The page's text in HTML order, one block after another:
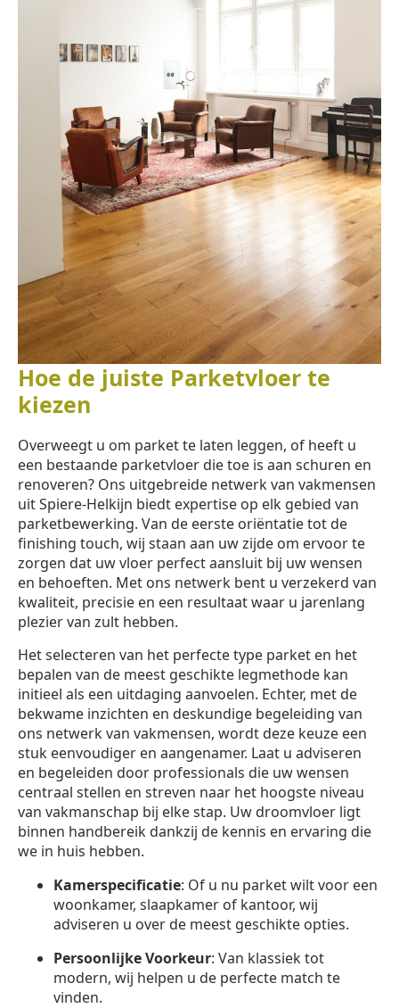
Hoe de juiste Parketvloer te
kiezen
Overweegt u om parket te laten leggen, of heeft u
een bestaande parketvloer die toe is aan schuren en
renoveren? Ons uitgebreide netwerk van vakmensen
uit Spiere-Helkijn biedt expertise op elk gebied van
parketbewerking. Van de eerste oriëntatie tot de
finishing touch, wij staan aan uw zijde om ervoor te
zorgen dat uw vloer perfect aansluit bij uw wensen
en behoeften. Met ons netwerk bent u verzekerd van
kwaliteit, precisie en een resultaat waar u jarenlang
plezier van zult hebben.
Het selecteren van het perfecte type parket en het
bepalen van de meest geschikte legmethode kan
initieel als een uitdaging aanvoelen. Echter, met de
bekwame inzichten en deskundige begeleiding van
ons netwerk van vakmensen, wordt deze keuze een
stuk eenvoudiger en aangenamer. Laat u adviseren
en begeleiden door professionals die uw wensen
centraal stellen en streven naar het hoogste niveau
van vakmanschap bij elke stap. Uw droomvloer ligt
binnen handbereik dankzij de kennis en ervaring die
we in huis hebben.
Kamerspecificatie: Of u nu parket wilt voor een
woonkamer, slaapkamer of kantoor, wij
adviseren u over de meest geschikte opties.
Persoonlijke Voorkeur: Van klassiek tot
modern, wij helpen u de perfecte match te
vinden.